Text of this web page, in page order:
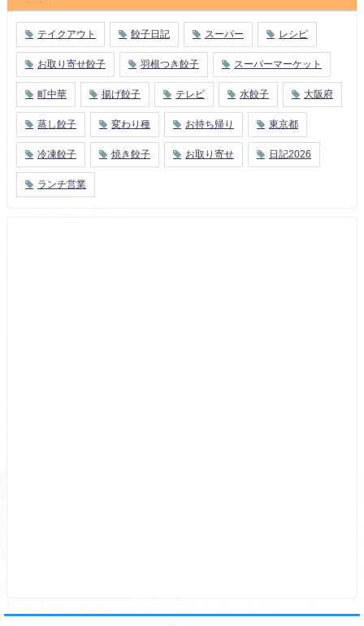
テイクアウト 餃子日記 スーパー レシピ
お取り寄せ餃子 羽根つき餃子 スーパーマーケット
町中華 揚げ餃子 テレビ 水餃子 大阪府
蒸し餃子 変わり種 お持ち帰り 東京都
冷凍餃子 焼き餃子 お取り寄せ 日記2026
ランチ営業